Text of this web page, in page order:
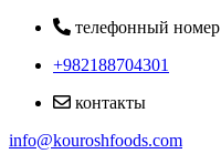
телефонный номер
+982188704301
контакты
info@kouroshfoods.com